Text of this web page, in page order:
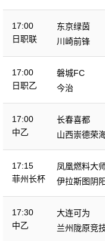
17:00
日职联
东京绿茵
川崎前锋
17:00
日职乙
磐城FC
今治
17:00
中乙
长春喜都
山西崇德荣
17:15
菲州长杯
凤凰燃料大
伊拉斯图阴
17:30
中乙
大连可为
兰州陇原竞